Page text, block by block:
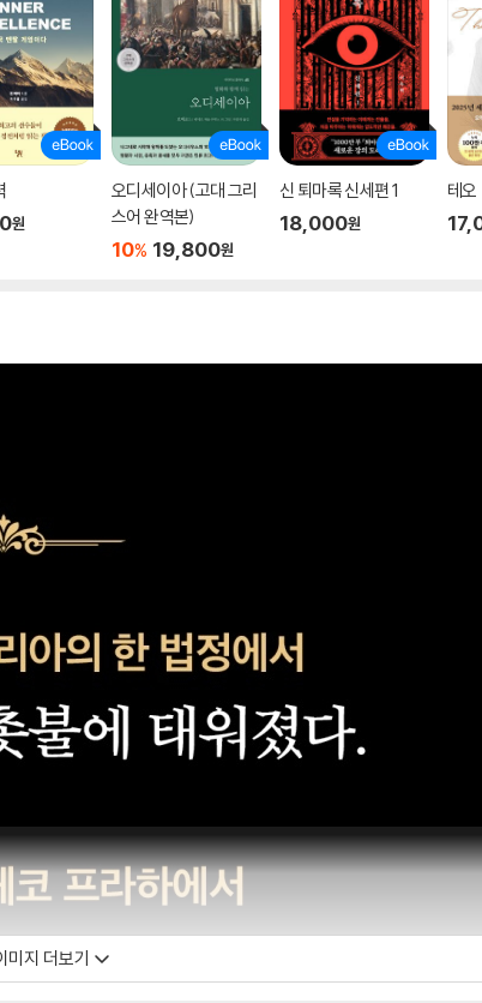
원
오디세이아 (고대 그리
스어 완역본)
10% 19,800원
신 퇴마록 신세편 1
18,000원
테오
미지 더보기